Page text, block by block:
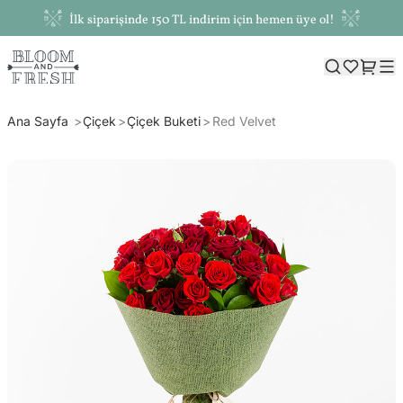
İlk siparişinde 150 TL indirim için hemen üye ol!
Ana Sayfa Çiçek Çiçek Buketi Red Velvet